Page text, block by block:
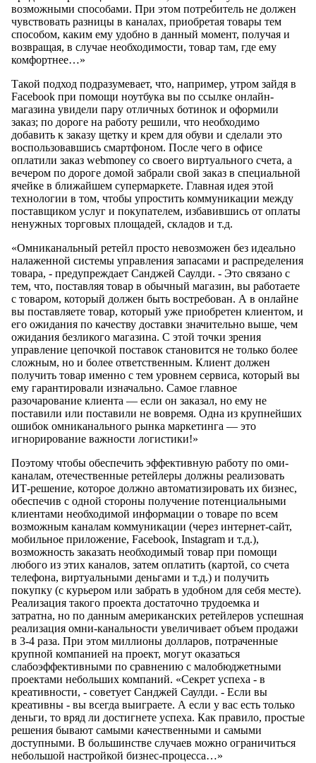
возможными способами. При этом потребитель не должен
чувствовать разницы в каналах, приобретая товары тем
способом, каким ему удобно в данный момент, получая и
возвращая, в случае необходимости, товар там, где ему
комфортнее…»
Такой подход подразумевает, что, например, утром зайдя в
Facebook при помощи ноутбука вы по ссылке онлайн-
магазина увидели пару отличных ботинок и оформили
заказ; по дороге на работу решили, что необходимо
добавить к заказу щетку и крем для обуви и сделали это
воспользовавшись смартфоном. После чего в офисе
оплатили заказ webmoney со своего виртуального счета, а
вечером по дороге домой забрали свой заказ в специальной
ячейке в ближайшем супермаркете. Главная идея этой
технологии в том, чтобы упростить коммуникации между
поставщиком услуг и покупателем, избавившись от оплаты
ненужных торговых площадей, складов и т.д.
«Омниканальный ретейл просто невозможен без идеально
налаженной системы управления запасами и распределения
товара, - предупреждает Санджей Саулди. - Это связано с
тем, что, поставляя товар в обычный магазин, вы работаете
с товаром, который должен быть востребован. А в онлайне
вы поставляете товар, который уже приобретен клиентом, и
его ожидания по качеству доставки значительно выше, чем
ожидания безликого магазина. С этой точки зрения
управление цепочкой поставок становится не только более
сложным, но и более ответственным. Клиент должен
получить товар именно с тем уровнем сервиса, который вы
ему гарантировали изначально. Самое главное
разочарование клиента — если он заказал, но ему не
поставили или поставили не вовремя. Одна из крупнейших
ошибок омниканального рынка маркетинга — это
игнорирование важности логистики!»
Поэтому чтобы обеспечить эффективную работу по оми-
каналам, отечественные ретейлеры должны реализовать
ИТ-решение, которое должно автоматизировать их бизнес,
обеспечив с одной стороны получение потенциальными
клиентами необходимой информации о товаре по всем
возможным каналам коммуникации (через интернет-сайт,
мобильное приложение, Facebook, Instagram и т.д.),
возможность заказать необходимый товар при помощи
любого из этих каналов, затем оплатить (картой, со счета
телефона, виртуальными деньгами и т.д.) и получить
покупку (с курьером или забрать в удобном для себя месте).
Реализация такого проекта достаточно трудоемка и
затратна, но по данным американских ретейлеров успешная
реализация омни-канальности увеличивает объем продажи
в 3-4 раза. При этом миллионы долларов, потраченные
крупной компанией на проект, могут оказаться
слабоэффективными по сравнению с малобюджетными
проектами небольших компаний. «Секрет успеха - в
креативности, - советует Санджей Саулди. - Если вы
креативны - вы всегда выиграете. А если у вас есть только
деньги, то вряд ли достигнете успеха. Как правило, простые
решения бывают самыми качественными и самыми
доступными. В большинстве случаев можно ограничиться
небольшой настройкой бизнес-процесса…»